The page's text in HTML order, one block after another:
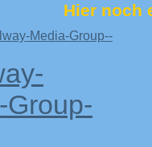
Hier noch